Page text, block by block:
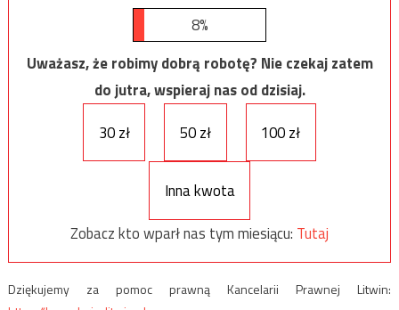
8%
Uważasz, że robimy dobrą robotę? Nie czekaj zatem
do jutra, wspieraj nas od dzisiaj.
30 zł
50 zł 100 zł
Inna kwota
Zobacz kto wparł nas tym miesiącu: Tutaj
Dziękujemy za pomoc prawną Kancelarii Prawnej Litwin: